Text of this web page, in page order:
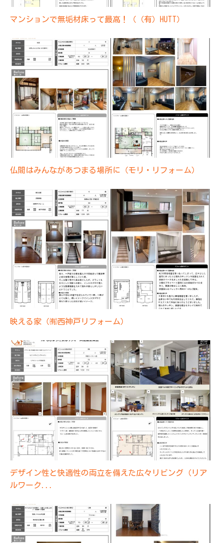
マンションで無垢材床って最高！（（有）HUTT）
仏間はみんながあつまる場所に（モリ・リフォーム）
映える家（㈲西神戸リフォーム）
デザイン性と快適性の両立を備えた広々リビング（リア
ルワーク...